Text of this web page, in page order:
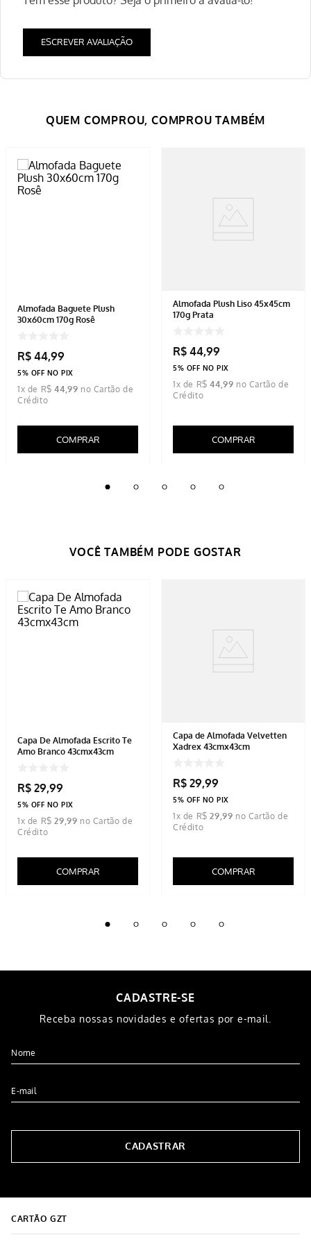
ESCREVER AVALIAÇÃO
Almofada Baguete Plush
30x60cm 170g Rosê
R$ 44,99
5% OFF NO PIX
1x de R$ 44 ,99
COMPRAR
Almofada Plush Liso 45x45cm
170g Prata
R$ 44,99
5% OFF NO PIX
1x de R$ 44 ,99
COMPRAR
Capa De Almofada Escrito Te
Amo Branco 43cmx43cm
R$ 29,99
5% OFF NO PIX
1x de R$ 29 ,99
COMPRAR
Capa de Almofada Velvetten
Xadrex 43cmx43cm
R$ 29,99
5% OFF NO PIX
1x de R$ 29 ,99
COMPRAR
CADASTRE-SE
Receba nossas novidades e ofertas por e-mail.
CADASTRAR
CARTÃO GZT